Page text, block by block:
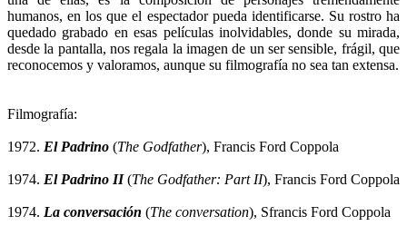
humanos, en los que el espectador pueda identificarse. Su rostro ha
quedado grabado en esas películas inolvidables, donde su mirada,
desde la pantalla, nos regala la imagen de un ser sensible, frágil, que
reconocemos y valoramos, aunque su filmografía no sea tan extensa.
Filmografía:
1972. El Padrino (The Godfather), Francis Ford Coppola
1974. El Padrino II(The Godfather: Part II), Francis Ford Coppola
1974. La conversación (The conversation), Sfrancis Ford Coppola